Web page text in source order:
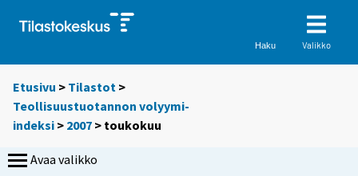
Haku Valikko
Etusivu > Tilastot >
Teollisuustuotannon volyymi-
indeksi > 2007 > toukokuu
Avaa valikko